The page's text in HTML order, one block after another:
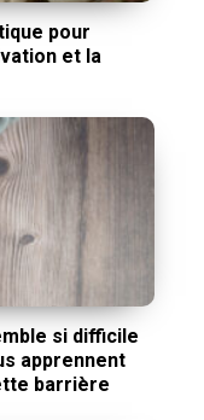
pour
et la
si difficile
apprennent
barrière